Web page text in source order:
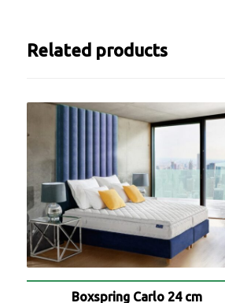
Related products
Boxspring Carlo 24 cm